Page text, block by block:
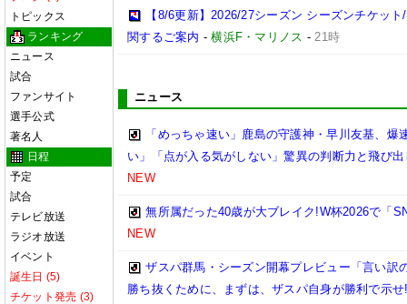
トピックス
ランキング
ニュース
試合
ファンサイト
選手公式
著名人
日程
予定
試合
テレビ放送
ラジオ放送
イベント
誕生日 (5)
チケット発売 (3)
【8/6更新】2026/27シーズン シーズンチケッ
関するご案内 -横浜F・マリノス -21時
ニュース
「めっちゃ速い」鹿島の守護神・早川友基、
い」「点が入る気がしない」驚異の判断力と飛び
NEW
無所属だった40歳が大ブレイク!W杯2026で「
NEW
ザスパ群馬・シーズン開幕プレビュー「言い訳
勝ち抜くために、まずは、ザスパ自身が勝利で示せ